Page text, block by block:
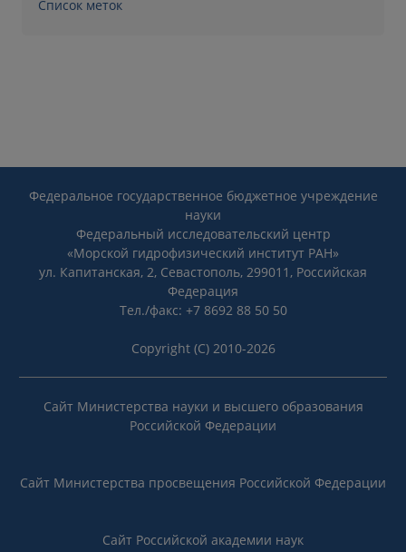
Список меток
Федеральное государственное бюджетное учреждение
науки
Федеральный исследовательский центр
«Морской гидрофизический институт РАН»
ул. Капитанская, 2, Севастополь, 299011, Российская
Федерация
Тел./факс: +7 8692 88 50 50
Copyright (C) 2010-2026
Сайт Министерства науки и высшего образования
Российской Федерации
Сайт Министерства просвещения Российской Федерации
Сайт Российской академии наук